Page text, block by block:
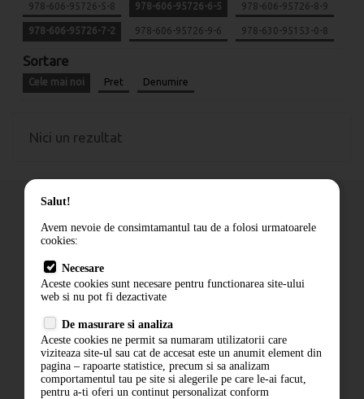
978-606-95726-5-8 978-606-95726-6-5 978-606-95726-8-9
978-606-95726-7-2 978-606-95726-9-6 978-630-95153-0-8
Sortare
Cele mai noi Pret Denumire
Nici un rezultat
Cum comand
Livrare
Contact
Politica de confidentialitate
ANPC
Salut!
Avem nevoie de consimtamantul tau de a folosi urmatoarele
cookies:
Necesare
Aceste cookies sunt necesare pentru functionarea site-ului
web si nu pot fi dezactivate
De masurare si analiza
Aceste cookies ne permit sa numaram utilizatorii care
viziteaza site-ul sau cat de accesat este un anumit element din
pagina – rapoarte statistice, precum si sa analizam
comportamentul tau pe site si alegerile pe care le-ai facut,
pentru a-ti oferi un continut personalizat conform